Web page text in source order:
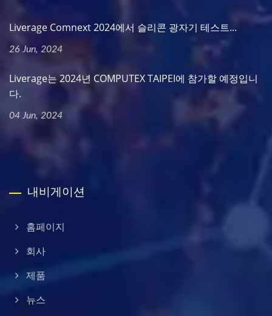
Liverage Comnext 2024에서 슬리콘 광자기 테스트...
26 Jun, 2024
Liverage는 2024년 COMPUTEX TAIPEI에 참가할 예정입니
다.
04 Jun, 2024
내비게이션
홈페이지
회사
제품
뉴스